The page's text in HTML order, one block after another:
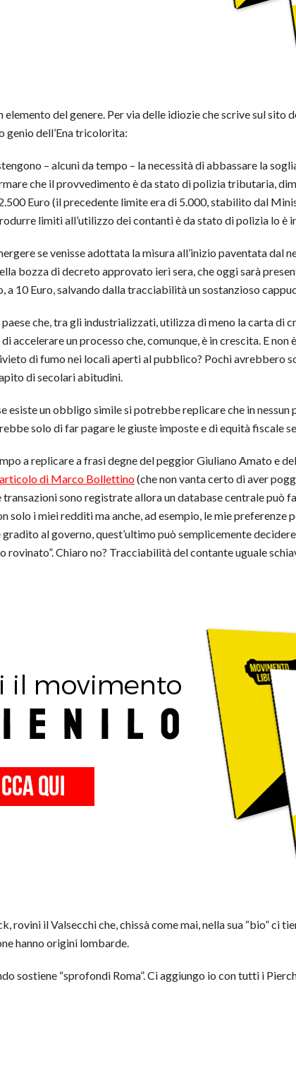
del genere. Per via delle idiozie che scrive sul
genio dell’Ena tricolorita:
– alcuni da tempo – la necessità di abbassare la
che il provvedimento è da stato di polizia tributaria,
Euro (il precedente limite era di 5.000, stabilito dal
limiti all’utilizzo dei contanti è da stato di polizia lo è
se venisse adottata la misura all’inizio paventata dal
bozza di decreto approvato ieri sera, che oggi sarà
a 10 Euro, salvando dalla tracciabilità un sostanzioso
che, tra gli industrializzati, utilizza di meno la carta di
accelerare un processo che, comunque, è in crescita. E
di fumo nei locali aperti al pubblico? Pochi avrebbero
di secolari abitudini.
esiste un obbligo simile si potrebbe replicare che in nessun
solo di far pagare le giuste imposte e di equità fiscale
a replicare a frasi degne del peggior Giuliano Amato e
di Marco Bollettino(che non vanta certo di aver
sono registrate allora un database centrale può
i miei redditi ma anche, ad esempio, le mie preferenze
al governo, quest’ultimo può semplicemente
rovinato”. Chiaro no? Tracciabilità del contante uguale
rovini il Valsecchi che, chissà come mai, nella sua “bio” ci
hanno origini lombarde.
sostiene “sprofondi Roma”. Ci aggiungo io con tutti i